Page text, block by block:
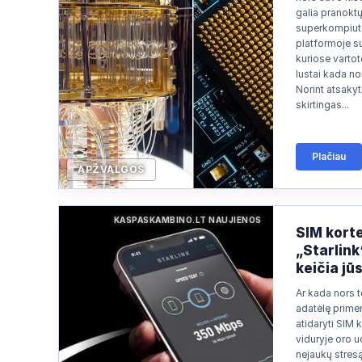
Paieška 2026/07/07 14:25
Paieška 2026/07/07 12:27
Paieška 2026/07/07 12:21
APŽVALGOS
galia
platformoje
kuriose
lustai kada
Norint
skirtingas...
Plačiau
KASPASKAMBINO.LT NAUJIENOS
SIM
keičia
Ar kada nors
adatėlę
atidaryti SIM
viduryje oro
nejaukų